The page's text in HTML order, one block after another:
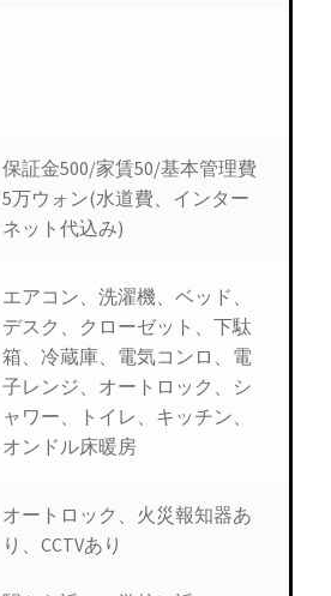
保証金500/家賃50/基本管理費
5万ウォン(水道費、インター
ネット代込み)
エアコン、洗濯機、ベッド、
デスク、クローゼット、下駄
箱、冷蔵庫、電気コンロ、電
子レンジ、オートロック、シ
ャワー、トイレ、キッチン、
オンドル床暖房
オートロック、火災報知器あ
り、CCTVあり